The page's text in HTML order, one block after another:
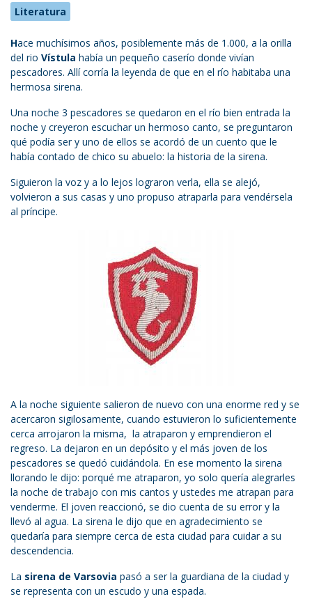
Literatura
Hace muchísimos años, posiblemente más de 1.000, a la orilla
del rio Vístula había un pequeño caserío donde vivían
pescadores. Allí corría la leyenda de que en el río habitaba una
hermosa sirena.
Una noche 3 pescadores se quedaron en el río bien entrada la
noche y creyeron escuchar un hermoso canto, se preguntaron
qué podía ser y uno de ellos se acordó de un cuento que le
había contado de chico su abuelo: la historia de la sirena.
Siguieron la voz y a lo lejos lograron verla, ella se alejó,
volvieron a sus casas y uno propuso atraparla para vendérsela
al príncipe.
A la noche siguiente salieron de nuevo con una enorme red y se
acercaron sigilosamente, cuando estuvieron lo suficientemente
cerca arrojaron la misma, la atraparon y emprendieron el
regreso. La dejaron en un depósito y el más joven de los
pescadores se quedó cuidándola. En ese momento la sirena
llorando le dijo: porqué me atraparon, yo solo quería alegrarles
la noche de trabajo con mis cantos y ustedes me atrapan para
venderme. El joven reaccionó, se dio cuenta de su error y la
llevó al agua. La sirena le dijo que en agradecimiento se
quedaría para siempre cerca de esta ciudad para cuidar a su
descendencia.
La sirena de Varsovia pasó a ser la guardiana de la ciudad y
se representa con un escudo y una espada.